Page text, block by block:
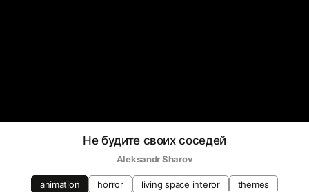
Не будите своих соседей
Aleksandr Sharov
animation horror living space interor
themes